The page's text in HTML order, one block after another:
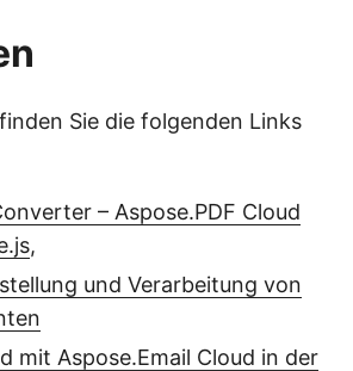
Sie die folgenden Links
– Aspose.PDF Cloud
,
und Verarbeitung von
mit Aspose.Email Cloud in der